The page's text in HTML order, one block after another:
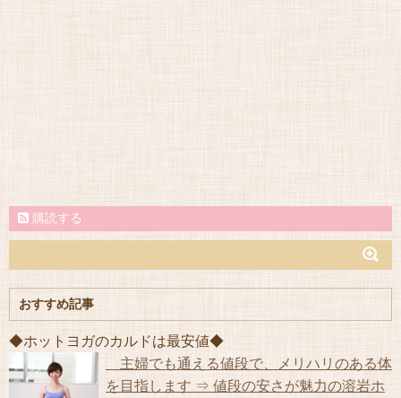
購読する
おすすめ記事
◆ホットヨガのカルドは最安値◆
主婦でも通える値段で、メリハリのある体
を目指します ⇒ 値段の安さが魅力の溶岩ホ